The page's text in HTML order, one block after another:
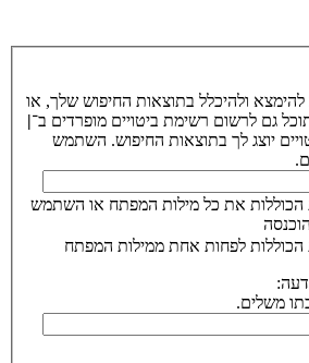
להימצא ולהיכלל בתוצאות החיפוש שלך, או
גם לרשום רשימת ביטויים מופרדים ב־|
יוצג לך בתוצאות החיפוש. השתמש
הכוללות את כל מילות המפתח או השתמש
לפחות אחת ממילות המפתח
משלים.